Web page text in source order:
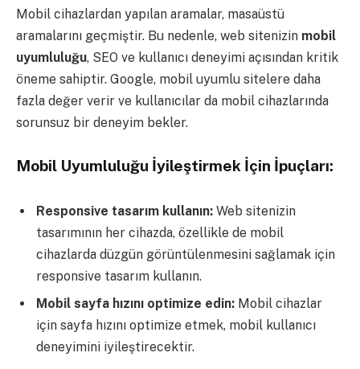
Mobil cihazlardan yapılan aramalar, masaüstü
aramalarını geçmiştir. Bu nedenle, web sitenizin mobil
uyumluluğu, SEO ve kullanıcı deneyimi açısından kritik
öneme sahiptir. Google, mobil uyumlu sitelere daha
fazla değer verir ve kullanıcılar da mobil cihazlarında
sorunsuz bir deneyim bekler.
Mobil Uyumluluğu İyileştirmek İçin İpuçları:
Responsive tasarım kullanın: Web sitenizin
tasarımının her cihazda, özellikle de mobil
cihazlarda düzgün görüntülenmesini sağlamak için
responsive tasarım kullanın.
Mobil sayfa hızını optimize edin: Mobil cihazlar
için sayfa hızını optimize etmek, mobil kullanıcı
deneyimini iyileştirecektir.